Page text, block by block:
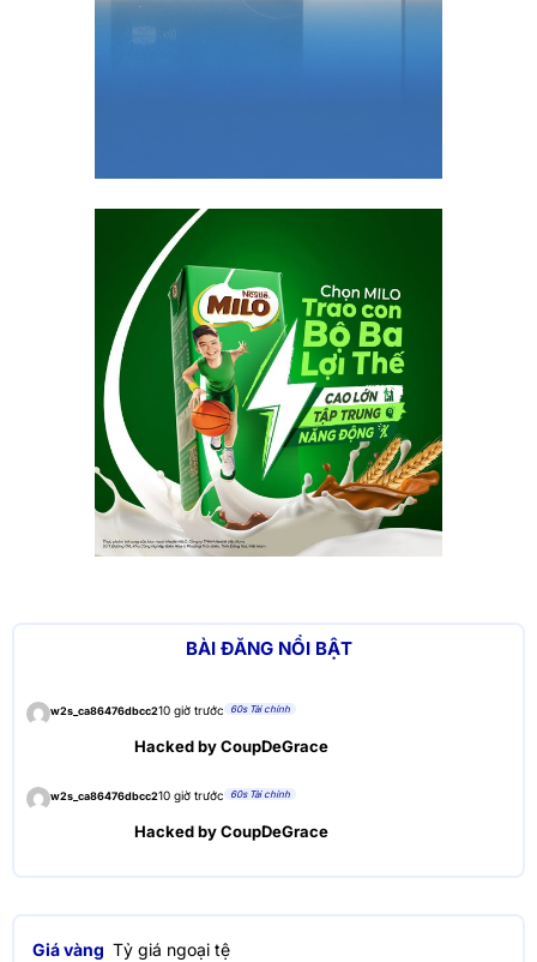
BÀI ĐĂNG NỔI BẬT
w2s_ca86476dbcc210 giờ trước 60s Tài chính
Hacked by CoupDeGrace
w2s_ca86476dbcc210 giờ trước 60s Tài chính
Hacked by CoupDeGrace
Giá vàng Tỷ giá ngoại tệ